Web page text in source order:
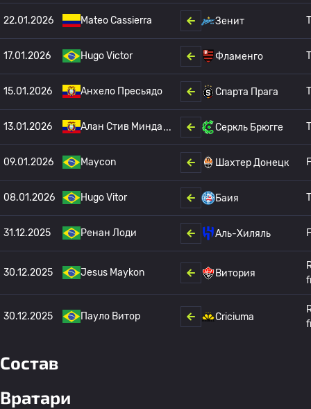
22.01.2026 Mateo Cassierra Зенит
17.01.2026 Hugo Victor Фламенго
15.01.2026 Анхело Пресьядо Спарта Прага
13.01.2026 Алан Стив Минда Серкль Брюгге
09.01.2026 Maycon Шахтер Донецк
08.01.2026 Hugo Vitor Баия
31.12.2025 Ренан Лоди Аль-Хиляль
30.12.2025 Jesus Maykon Витория
30.12.2025 Пауло Витор Criciuma
Состав
Вратари